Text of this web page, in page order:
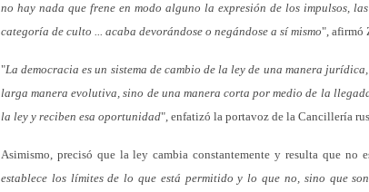
no hay nada que frene en modo alguno la expresión de los impulsos,
categoría de culto ... acaba devorándose o negándose a sí mismo", afirmó
"La democracia es un sistema de cambio de la ley de una manera
larga manera evolutiva, sino de una manera corta por medio de la
la ley y reciben esa oportunidad", enfatizó la portavoz de la Cancillería
Asimismo, precisó que la ley cambia constantemente y resulta que no
establece los límites de lo que está permitido y lo que no, sino que